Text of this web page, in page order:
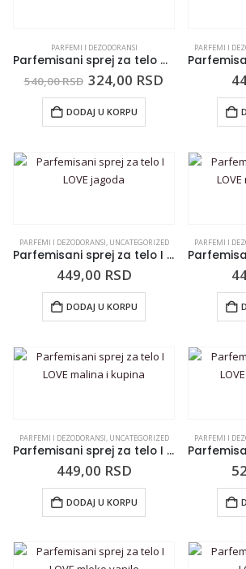
PARFEMI I DEZODORANSI
Parfemisani sprej za telo AGRADO Balance
540,00RSD 324,00 RSD
DODAJ U KORPU
PARFEMI I
PARFEMI I DEZODORANSI, UNCATEGORIZED
Parfemisani sprej za telo I LOVE jagoda
449,00 RSD
DODAJ U KORPU
PARFEMI I
PARFEMI I DEZODORANSI, UNCATEGORIZED
Parfemisani sprej za telo I LOVE malina i kupina
449,00 RSD
DODAJ U KORPU
PARFEMI I